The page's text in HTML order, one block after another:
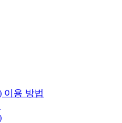
이용 방법